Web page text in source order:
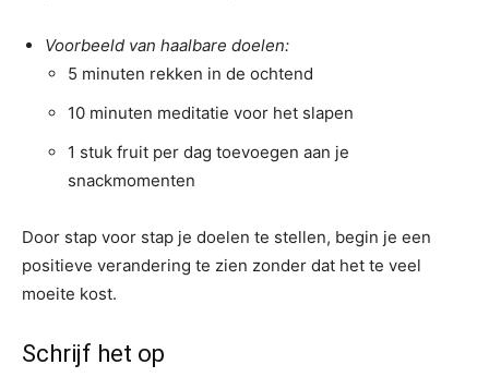
Voorbeeld van haalbare doelen:
5 minuten rekken in de ochtend
10 minuten meditatie voor het slapen
1 stuk fruit per dag toevoegen aan je
snackmomenten
Door stap voor stap je doelen te stellen, begin je een
positieve verandering te zien zonder dat het te veel
moeite kost.
Schrijf het op